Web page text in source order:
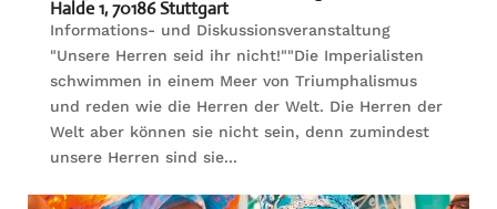
Halde 1, 70186 Stuttgart
Informations- und Diskussionsveranstaltung
"Unsere Herren seid ihr nicht!""Die Imperialisten
schwimmen in einem Meer von Triumphalismus
und reden wie die Herren der Welt. Die Herren der
Welt aber können sie nicht sein, denn zumindest
unsere Herren sind sie...